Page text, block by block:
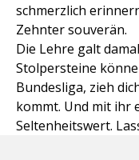
schmerzlich
Zehnter souverän.
Die Lehre galt
Stolpersteine
Bundesliga, zieh
kommt. Und mit ihr
Seltenheitswert.